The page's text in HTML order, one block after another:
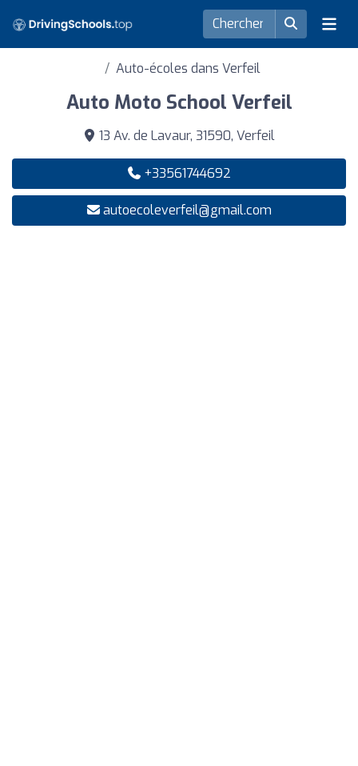
Auto-écoles dans Verfeil
Auto Moto School Verfeil
13 Av. de Lavaur, 31590, Verfeil
+33561744692
autoecoleverfeil@gmail.com